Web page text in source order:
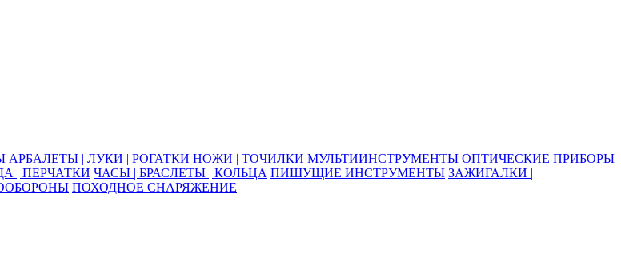
АРБАЛЕТЫ | ЛУКИ | РОГАТКИ НОЖИ | ТОЧИЛКИ МУЛЬТИИНСТРУМЕНТЫ ОПТИЧЕСКИЕ ПРИБОРЫ
| ПЕРЧАТКИ ЧАСЫ | БРАСЛЕТЫ | КОЛЬЦА ПИШУЩИЕ ИНСТРУМЕНТЫ ЗАЖИГАЛКИ |
ПОХОДНОЕ СНАРЯЖЕНИЕ